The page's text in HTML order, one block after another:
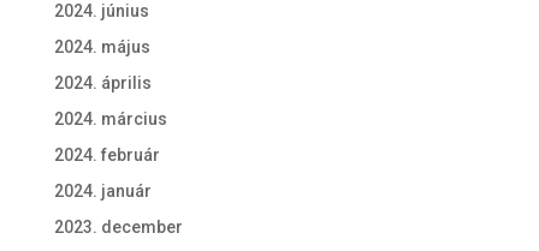
2024. június
2024. május
2024. április
2024. március
2024. február
2024. január
2023. december